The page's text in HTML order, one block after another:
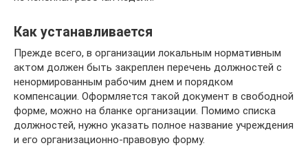
Как устанавливается
Прежде всего, в организации локальным нормативным
актом должен быть закреплен перечень должностей с
ненормированным рабочим днем и порядком
компенсации. Оформляется такой документ в свободной
форме, можно на бланке организации. Помимо списка
должностей, нужно указать полное название учреждения
и его организационно-правовую форму.